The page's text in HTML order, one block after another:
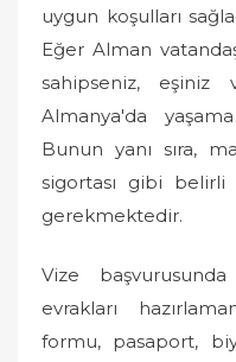
uygun koşulları
Eğer Alman
sahipseniz, eşiniz
Almanya'da
Bunun yanı sıra,
sigortası gibi belirli
gerekmektedir.
Vize
evrakları
formu, pasaport,